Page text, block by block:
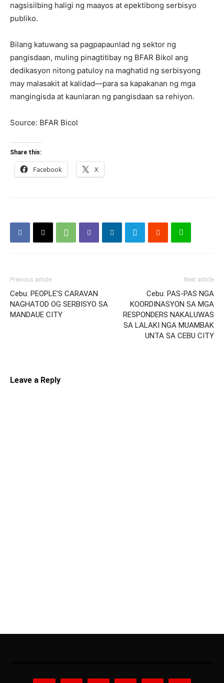
nagsisilbing haligi ng maayos at epektibong serbisyo
publiko.
Bilang katuwang sa pagpapaunlad ng sektor ng
pangisdaan, muling pinagtitibay ng BFAR Bikol ang
dedikasyon nitong patuloy na maghatid ng serbisyong
may malasakit at kalidad—para sa kapakanan ng mga
mangingisda at kaunlaran ng pangisdaan sa rehiyon.
Source: BFAR Bicol
Share this:
Facebook X
Previous article
Cebu: PEOPLE’S CARAVAN
NAGHATOD OG SERBISYO SA
MANDAUE CITY
Next article
Cebu: PAS-PAS NGA
KOORDINASYON SA MGA
RESPONDERS NAKALUWAS
SA LALAKI NGA MUAMBAK
UNTA SA CEBU CITY
Leave a Reply